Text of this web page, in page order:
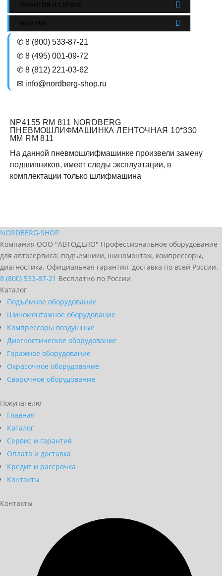
ГАРАНТИЯ И СЕРВИС
МОНТАЖ
✆ 8 (800) 533-87-21
✆ 8 (495) 001-09-72
✆ 8 (812) 221-03-62
✉ info@nordberg-shop.ru
NP4155 RM 811 NORDBERG
ПНЕВМОШЛИФМАШИНКА ЛЕНТОЧНАЯ 10*330
ММ RM 811
На данной пневмошлифмашинке произвели замену
подшипников, имеет следы эксплуатации, в
комплектации только шлифмашина
NORDBERG-SHOP
Компания ООО "АВТОДЕЛО" Профессиональное оборудование
для автосервиса: подъемники, шиномонтаж, компрессоры,
диагностика. Официальная гарантия, доставка по всей России.
8 (800) 533-87-21 Бесплатно по России
Каталог
Подъёмное оборудование
Шиномонтажное оборудование
Компрессоры воздушные
Диагностическое оборудование
Гаражное оборудование
Окрасочное оборудование
Сварочное оборудование
Покупателю
Главная
Каталог
Сервис и гарантия
Оплата и доставка
Кредит и рассрочка
Контакты
Контакты